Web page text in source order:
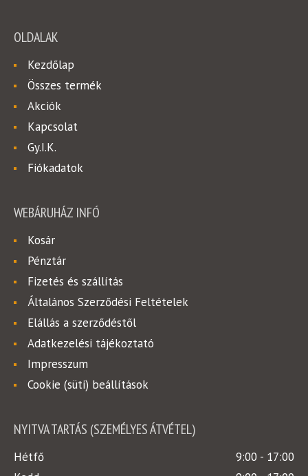
OLDALAK
Kezdőlap
Összes termék
Akciók
Kapcsolat
Gy.I.K.
Fiókadatok
WEBÁRUHÁZ INFÓ
Kosár
Pénztár
Fizetés és szállítás
Általános Szerződési Feltételek
Elállás a szerződéstől
Adatkezelési tájékoztató
Impresszum
Cookie (süti) beállítások
NYITVA TARTÁS (SZEMÉLYES ÁTVÉTEL)
Hétfő
9:00 - 17:00